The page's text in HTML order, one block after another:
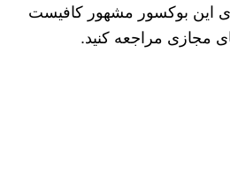
این بوکسور مشهور کافیست
مجازی مراجعه کنید.